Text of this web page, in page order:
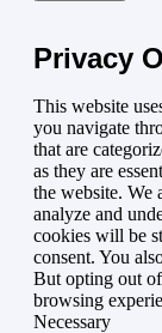
Privacy
This website
you navigate
that are
as they are
the website. We
analyze and
cookies will be
consent. You
But opting out
browsing
Necessary